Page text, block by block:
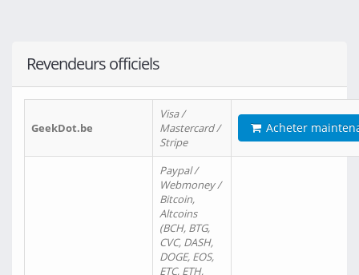
Revendeurs officiels
GeekDot.be
Visa /
Mastercard /
Stripe
Acheter
Paypal /
Webmoney /
Bitcoin,
Altcoins
(BCH, BTG,
CVC, DASH,
DOGE, EOS,
ETC, ETH,